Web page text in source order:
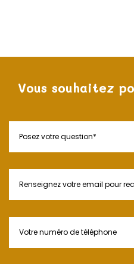
Vous souhaitez